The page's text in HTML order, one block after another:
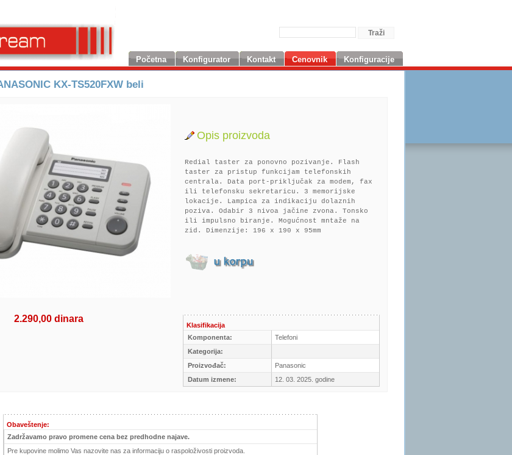
Početna Konfigurator Kontakt Cenovnik Konfiguracije
KX-TS520FXW beli
Opis proizvoda
Redial taster za ponovno pozivanje. Flash
taster za pristup funkcijam telefonskih
centrala. Data port-priključak za modem, fax
ili telefonsku sekretaricu. 3 memorijske
lokacije. Lampica za indikaciju dolaznih
poziva. Odabir 3 nivoa jačine zvona. Tonsko
ili impulsno biranje. Mogućnost mntaže na
zid. Dimenzije: 196 x 190 x 95mm
2.290,00 dinara
Klasifikacija
Komponenta:
Telefoni
Kategorija:
Proizvođač:
Panasonic
Datum izmene:
12. 03. 2025. godine
Obaveštenje:
Zadržavamo pravo promene cena bez predhodne najave.
Pre kupovine molimo Vas nazovite nas za informaciju o raspoloživosti proizvoda.